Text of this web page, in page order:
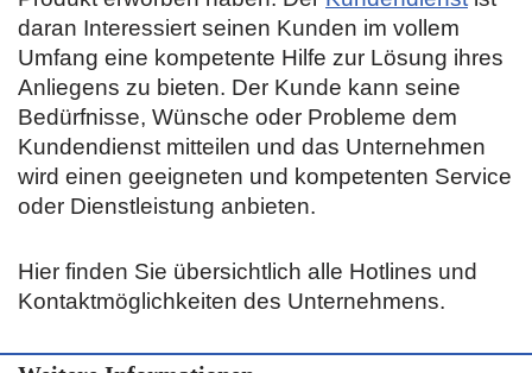
daran Interessiert seinen Kunden im vollem
Umfang eine kompetente Hilfe zur Lösung ihres
Anliegens zu bieten. Der Kunde kann seine
Bedürfnisse, Wünsche oder Probleme dem
Kundendienst mitteilen und das Unternehmen
wird einen geeigneten und kompetenten Service
oder Dienstleistung anbieten.
Hier finden Sie übersichtlich alle Hotlines und
Kontaktmöglichkeiten des Unternehmens.